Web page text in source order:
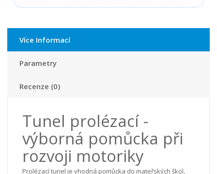
Více Informací
Parametry
Recenze (0)
Tunel prolézací -
výborná pomůcka při
rozvoji motoriky
Prolézací tunel je vhodná pomůcka do mateřských škol,